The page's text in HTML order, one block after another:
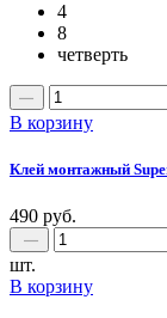
4
8
четверть
В корзину
Клей монтажный
490 руб.
шт.
В корзину